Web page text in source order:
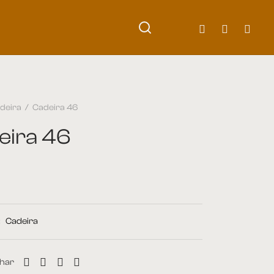
/ Cadeira 46
46
Cadeira